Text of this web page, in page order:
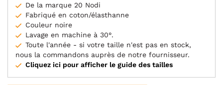
De la marque 20 Nodi
Fabriqué en coton/élasthanne
Couleur noire
Lavage en machine à 30°.
Toute l'année - si votre taille n'est pas en stock,
nous la commandons auprès de notre fournisseur.
Cliquez ici pour afficher le guide des tailles